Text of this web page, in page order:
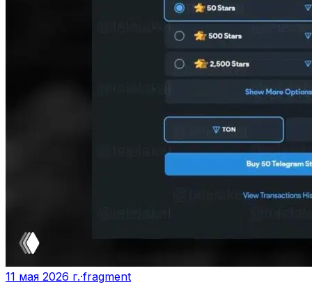
11 мая 2026 г.·fragment